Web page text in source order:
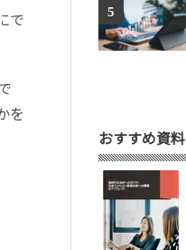
で
を
おすすめ資料